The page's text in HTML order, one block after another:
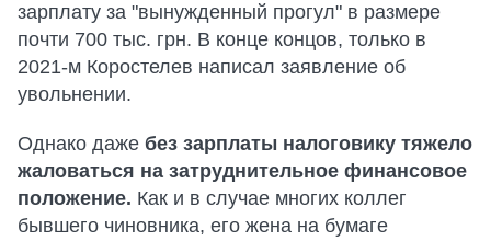
зарплату за "вынужденный прогул" в размере
почти 700 тыс. грн. В конце концов, только в
2021-м Коростелев написал заявление об
увольнении.
Однако даже без зарплаты налоговику тяжело
жаловаться на затруднительное финансовое
положение. Как и в случае многих коллег
бывшего чиновника, его жена на бумаге